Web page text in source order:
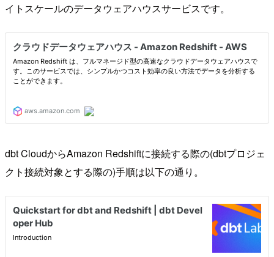
イトスケールのデータウェアハウスサービスです。
dbt CloudからAmazon Redshiftに接続する際の(dbtプロジェ
クト接続対象とする際の)手順は以下の通り。